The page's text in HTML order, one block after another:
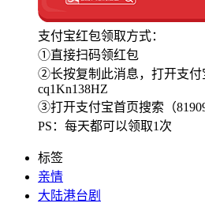
支付宝红包领取方式：
①直接扫码领红包
②长按复制此消息，打开支付
cq1Kn138HZ
③打开支付宝首页搜索（
PS：每天都可以领取1次
标签
亲情
大陆港台剧